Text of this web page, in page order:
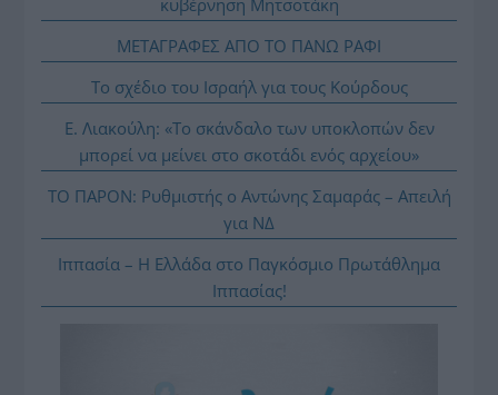
κυβέρνηση Μητσοτάκη
ΜΕΤΑΓΡΑΦΕΣ ΑΠΟ ΤΟ ΠΑΝΩ ΡΑΦΙ
Το σχέδιο του Ισραήλ για τους Κούρδους
Ε. Λιακούλη: «Το σκάνδαλο των υποκλοπών δεν
μπορεί να μείνει στο σκοτάδι ενός αρχείου»
ΤΟ ΠΑΡΟΝ: Ρυθμιστής ο Αντώνης Σαμαράς – Απειλή
για ΝΔ
Ιππασία – Η Ελλάδα στο Παγκόσμιο Πρωτάθλημα
Ιππασίας!